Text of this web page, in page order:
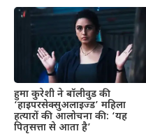
हुमा कुरेशी ने बॉलीवुड की
‘हाइपरसेक्सुअलाइज्ड’ महिला
हत्यारों की आलोचना की: ‘यह
पितृसत्ता से आता है’